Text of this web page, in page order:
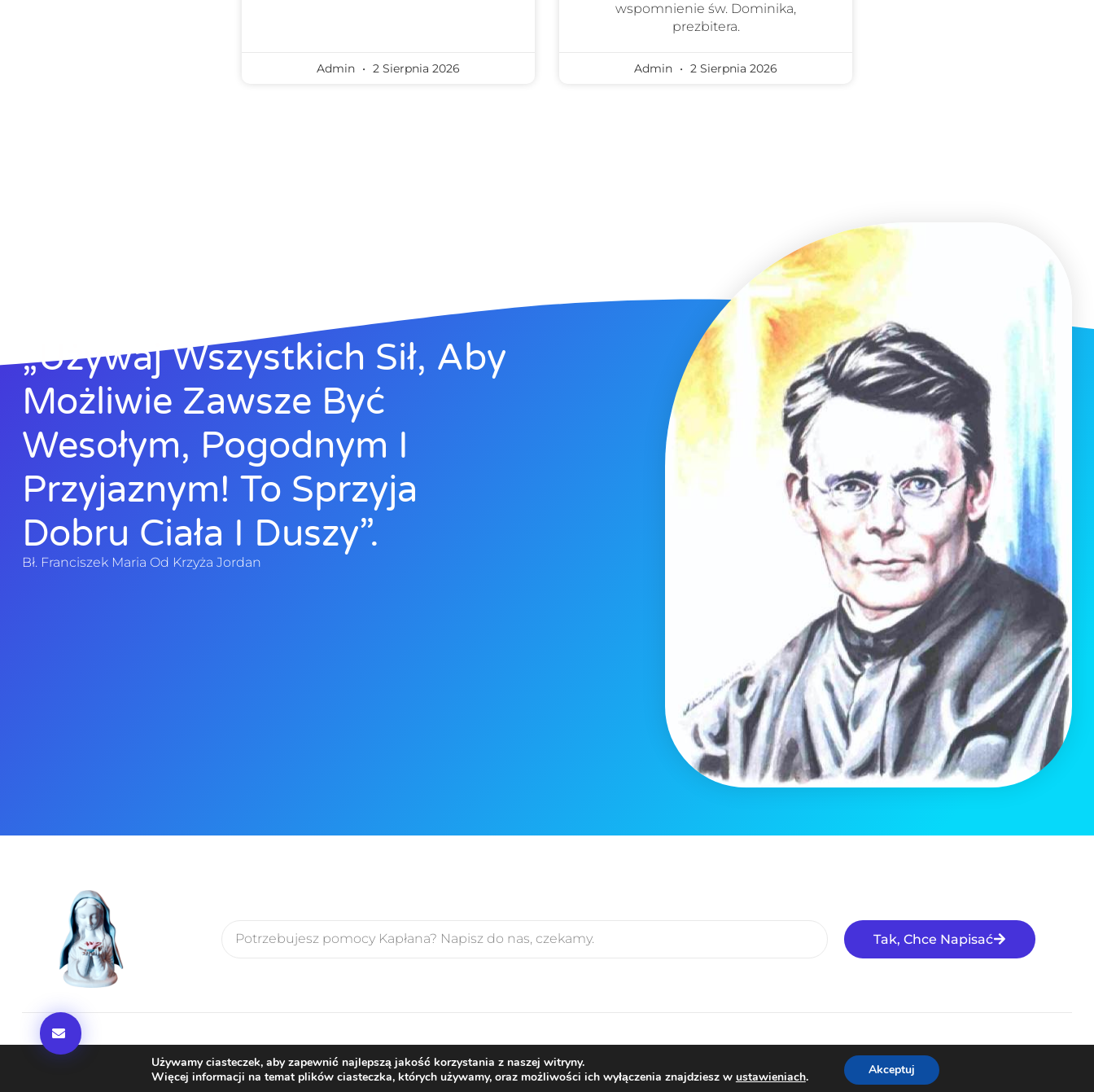
Admin 2 Sierpnia 2026
wspomnienie św. Dominika,
prezbitera.
Admin 2 Sierpnia 2026
„Używaj Wszystkich Sił, Aby
Możliwie Zawsze Być
Wesołym, Pogodnym I
Przyjaznym! To Sprzyja
Dobru Ciała I Duszy”.
Bł. Franciszek Maria Od Krzyża Jordan
Tak, Chce Napisać
Polityka Prywatności ©Code Town2026
Używamy ciasteczek, aby zapewnić najlepszą jakość korzystania z naszej witryny.
Więcej informacji na temat plików ciasteczka, których używamy, oraz możliwości ich wyłączenia znajdziesz w ustawieniach. Akceptuj